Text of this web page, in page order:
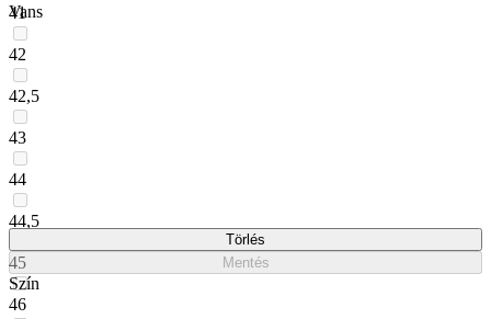
41
42
42,5
43
44
44,5
45
46
Vans
Törlés
Mentés
Szín